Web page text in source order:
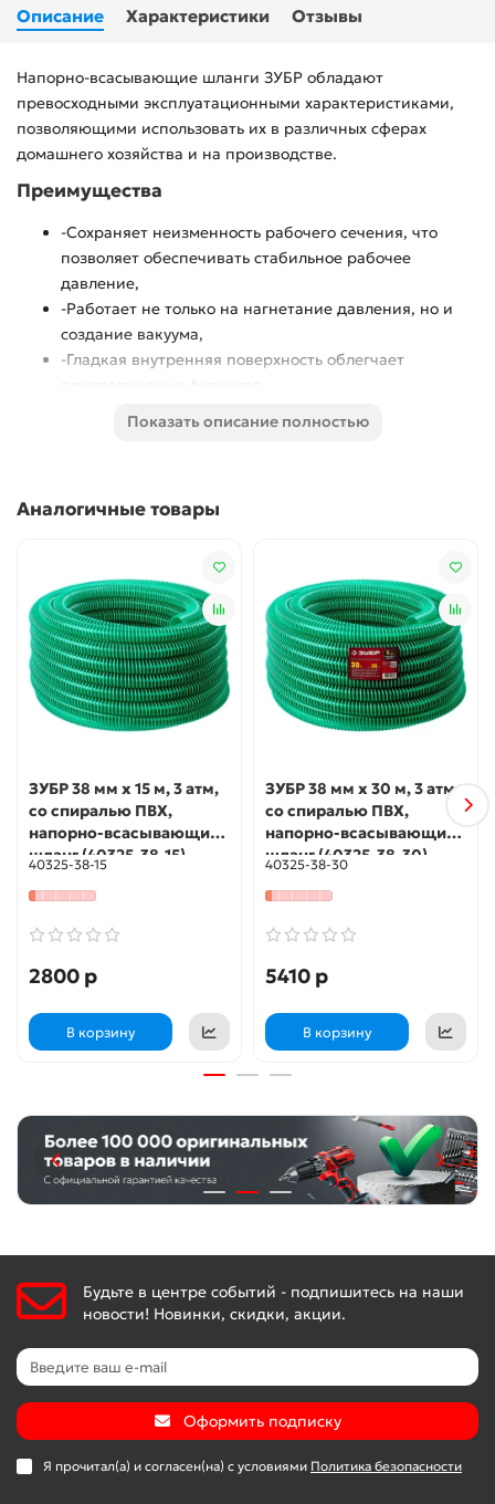
Описание Характеристики Отзывы
Напорно-всасывающие шланги ЗУБР обладают
превосходными эксплуатационными характеристиками,
позволяющими использовать их в различных сферах
домашнего хозяйства и на производстве.
Преимущества
-Сохраняет неизменность рабочего сечения, что
позволяет обеспечивать стабильное рабочее
давление,
-Работает не только на нагнетание давления, но и
создание вакуума,
-Гладкая внутренняя поверхность облегчает
присоединение фитингов,
Гладкая внутренняя поверхность облегчает
Сохраняет свои свойства от -5 до +60 градусов
Цельсия.
Использование
Предназначены для подачи и откачки воды.
Показать описание полностью
Аналогичные товары
ЗУБР 38 мм x 15 м, 3 атм,
со спиралью ПВХ,
напорно-всасывающий
шланг (40325-38-15)
40325-38-15
2800 р
В корзину
ЗУБР 38 мм x 30 м, 3 атм,
со спиралью ПВХ,
напорно-всасывающий
шланг (40325-38-30)
40325-38-30
5410 р
В корзину
Будьте в центре событий - подпишитесь на наши
новости! Новинки, скидки, акции.
Оформить подписку
Я прочитал(а) и согласен(на) с условиями Политика безопасности